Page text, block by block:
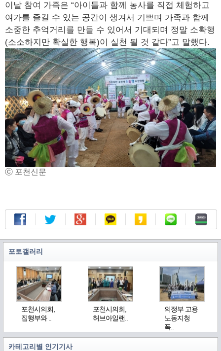
이날 참여 가족은 “아이들과 함께 농사를 직접 체험하고
여가를 즐길 수 있는 공간이 생겨서 기쁘며 가족과 함께
소중한 추억거리를 만들 수 있어서 기대되며 정말 소확행
(소소하지만 확실한 행복)이 실천 될 것 같다”고 말했다.
ⓒ 포천신문
포토갤러리
포천시의회,
집행부와 ..
포천시의회,
허브아일랜..
의정부 고용
노동지청
폭..
카테고리별 인기기사